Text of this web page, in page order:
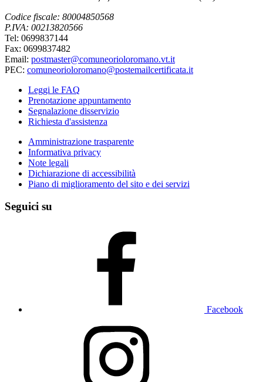
Codice fiscale: 80004850568
P.IVA: 00213820566
Tel: 0699837144
Fax: 0699837482
Email: postmaster@comuneorioloromano.vt.it
PEC: comuneorioloromano@postemailcertificata.it
Leggi le FAQ
Prenotazione appuntamento
Segnalazione disservizio
Richiesta d'assistenza
Amministrazione trasparente
Informativa privacy
Note legali
Dichiarazione di accessibilità
Piano di miglioramento del sito e dei servizi
Seguici su
Facebook